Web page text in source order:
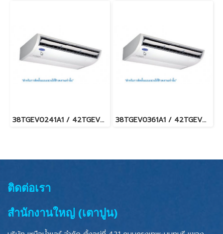
38TGEV0241A1 / 42TGEV0241CP (220V.) แอร์แคเรียร์ รุ่นแขวนใต้ฝ้า ระบบอินเวอร์เตอร์ Carrier XPOWER Under Ceiling Type Inverter น้ำยา R32 พร้อมบริการติดตั้ง 38TGEV0361A1 / 42TGEV0361CP (220V.) แอร์แคเรียร์ รุ่นแขวนใต้ฝ้า ระบบอินเวอร์เตอร์ Carrier XPOWER Under Ceiling Type Inverter น้ำยา R32 พร้อมบริการติดตั้ง
ติดต่อเรา
สำนักงานใหญ่ (เตาปูน)